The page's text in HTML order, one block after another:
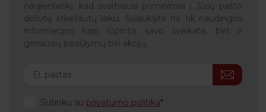
naujienlaiškį, kad svarbiausi priminimai į Jūsų pašto
dėžutę atkeliautų laiku. Sulauksite ne tik naudingos
informacijos kaip rūpintis savo sveikata, bet ir
geriausių pasiūlymų bei akcijų.
Sutinku su privatumo politika